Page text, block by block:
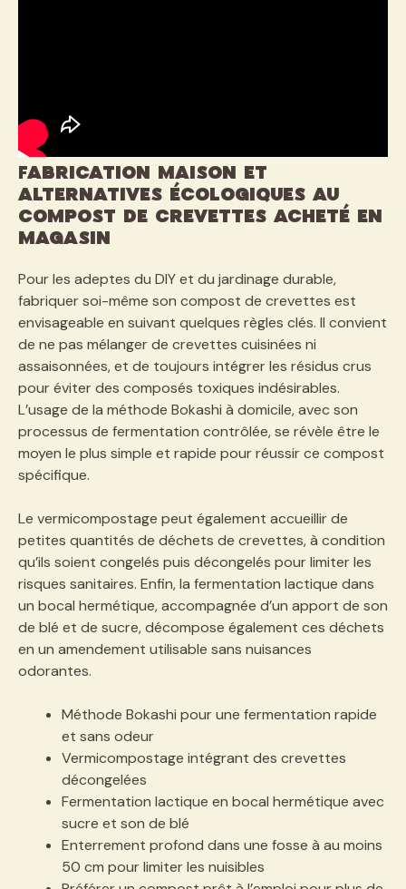
Fabrication maison et
alternatives écologiques au
compost de crevettes acheté en
magasin
Pour les adeptes du DIY et du jardinage durable,
fabriquer soi-même son compost de crevettes est
envisageable en suivant quelques règles clés. Il convient
de ne pas mélanger de crevettes cuisinées ni
assaisonnées, et de toujours intégrer les résidus crus
pour éviter des composés toxiques indésirables.
L’usage de la méthode Bokashi à domicile, avec son
processus de fermentation contrôlée, se révèle être le
moyen le plus simple et rapide pour réussir ce compost
spécifique.
Le vermicompostage peut également accueillir de
petites quantités de déchets de crevettes, à condition
qu’ils soient congelés puis décongelés pour limiter les
risques sanitaires. Enfin, la fermentation lactique dans
un bocal hermétique, accompagnée d’un apport de son
de blé et de sucre, décompose également ces déchets
en un amendement utilisable sans nuisances
odorantes.
Méthode Bokashi pour une fermentation rapide
et sans odeur
Vermicompostage intégrant des crevettes
décongelées
Fermentation lactique en bocal hermétique avec
sucre et son de blé
Enterrement profond dans une fosse à au moins
50 cm pour limiter les nuisibles